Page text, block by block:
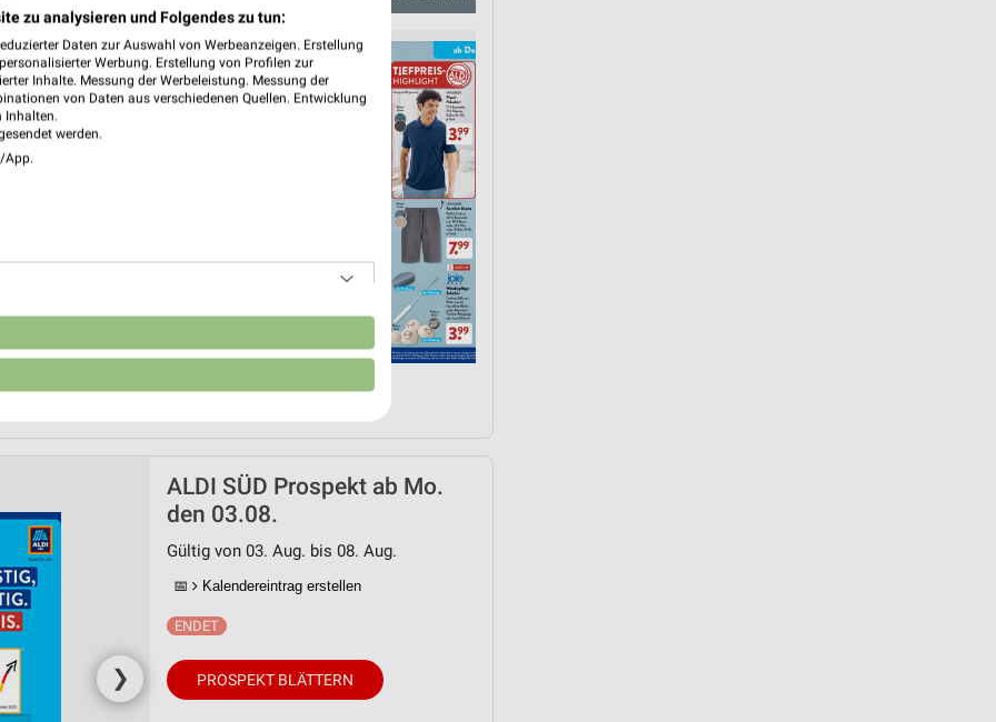
❯
ALDI SÜD Prospekt ab Mo.
den 03.08.
Gültig von 03. Aug. bis 08. Aug.
📅 Kalendereintrag erstellen
PROSPEKT BLÄTTERN
zu analysieren und Folgendes zu tun:
Daten zur Auswahl von Werbeanzeigen. Erstellung
Werbung. Erstellung von Profilen zur
Inhalte. Messung der Werbeleistung. Messung der
von Daten aus verschiedenen Quellen. Entwicklung
Inhalten.
werden.
App.
Daten aus verschiedenen